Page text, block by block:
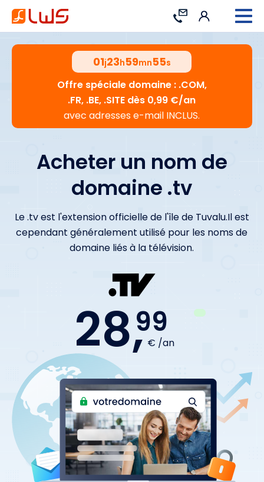
Contact Connexion
01j23h59mn54s
Offre spéciale domaine : .COM,
.FR, .BE, .SITE dès 0,99 €/an
avec adresses e-mail INCLUS.
Acheter un nom de
domaine .tv
Le .tv est l'extension officielle de l'île de Tuvalu.Il est
cependant généralement utilisé pour les noms de
domaine liés à la télévision.
28,99
€ /an